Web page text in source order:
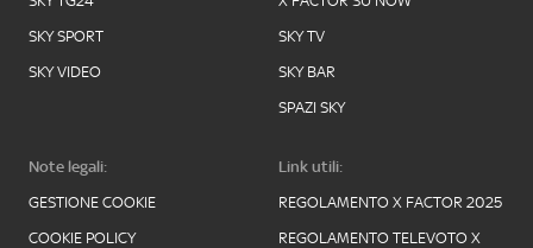
SKY SPORT
SKY VIDEO
SKY TV
SKY BAR
SPAZI SKY
Note legali:
GESTIONE COOKIE
COOKIE POLICY
Link utili:
REGOLAMENTO X FACTOR 2025
REGOLAMENTO TELEVOTO X